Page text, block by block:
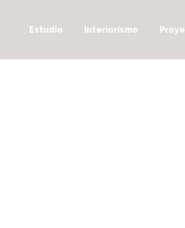
Estudio Interiorismo